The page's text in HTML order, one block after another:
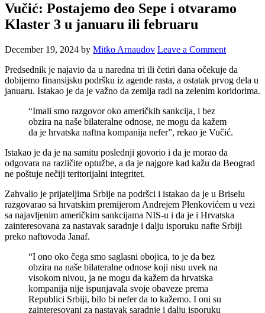
Vučić: Postajemo deo Sepe i otvaramo
Klaster 3 u januaru ili februaru
December 19, 2024 by Mitko Arnaudov Leave a Comment
Predsednik je najavio da u naredna tri ili četiri dana očekuje da
dobijemo finansijsku podršku iz agende rasta, a ostatak prvog dela u
januaru. Istakao je da je važno da zemlja radi na zelenim koridorima.
“Imali smo razgovor oko američkih sankcija, i bez
obzira na naše bilateralne odnose, ne mogu da kažem
da je hrvatska naftna kompanija nefer”, rekao je Vučić.
Istakao je da je na samitu poslednji govorio i da je morao da
odgovara na različite optužbe, a da je najgore kad kažu da Beograd
ne poštuje nečiji teritorijalni integritet.
Zahvalio je prijateljima Srbije na podršci i istakao da je u Briselu
razgovarao sa hrvatskim premijerom Andrejem Plenkovićem u vezi
sa najavljenim američkim sankcijama NIS-u i da je i Hrvatska
zainteresovana za nastavak saradnje i dalju isporuku nafte Srbiji
preko naftovoda Janaf.
“I ono oko čega smo saglasni obojica, to je da bez
obzira na naše bilateralne odnose koji nisu uvek na
visokom nivou, ja ne mogu da kažem da hrvatska
kompanija nije ispunjavala svoje obaveze prema
Republici Srbiji, bilo bi nefer da to kažemo. I oni su
zainteresovani za nastavak saradnje i dalju isporuku